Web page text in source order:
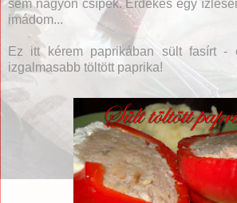
sem nagyon csípek. Érdekes egy
imádom...
Ez itt kérem paprikában sült fasírt -
izgalmasabb töltött paprika!